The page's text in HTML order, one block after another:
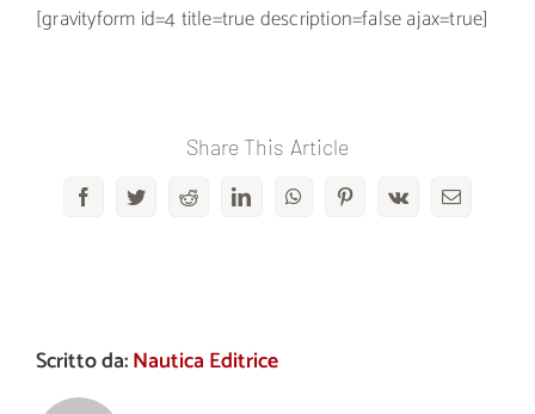
[gravityform id=4 title=true description=false ajax=true]
Share This Article
FacebookTwitterRedditLinkedInWhatsAppPinterestVk Email
Scritto da:Nautica Editrice